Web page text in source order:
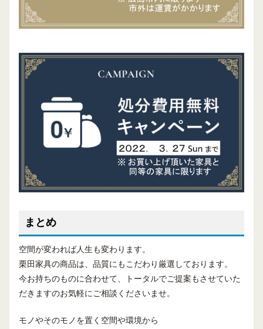
まとめ
空間が変われば人生も変わります。
栗田家具の商品は、品質にもこだわり厳選しております。
今お持ちのものに合わせて、トータルでご提案もさせていた
だきますのお気軽にご相談くださいませ。
モノやそのモノを置く空間や環境から